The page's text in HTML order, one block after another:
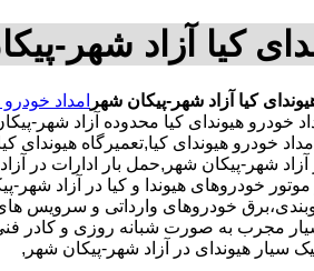
کیا آزاد شهر-
کیا آزاد شهر-پیکان شهر امداد
هیوندای کیا محدوده آزاد شهر-
خودرو هیوندای کیا,تعمیرگاه
شهر-پیکان شهر,حمل بار ادارات در
موتور خودروهای هیوندا و کیا در
خودروهای وارداتی و
مجرب به صورت شبانه روزی و کادر
سیار هیوندای در آزاد شهر-پیکان شهر,